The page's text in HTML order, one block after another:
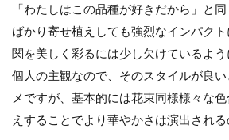
「わたしはこの品種が好きだから」と
ばかり寄せ植えしても強烈なインパク
関を美しく彩るには少し欠けているよ
個人の主観なので、そのスタイルが良
メですが、基本的には花束同様様々な
えすることでより華やかさは演出される